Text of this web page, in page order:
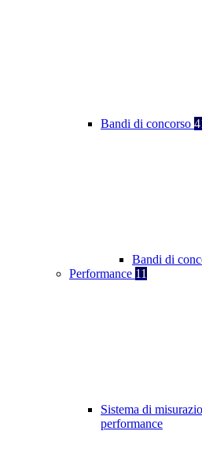
Bandi di concorso
Bandi di
Performance 11
Sistema di
performance